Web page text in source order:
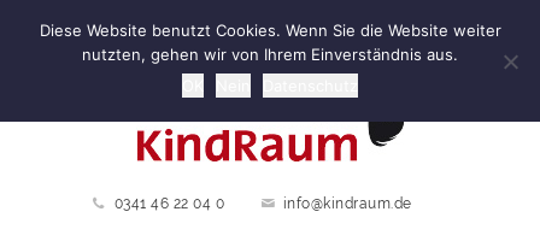
0341 46 22 04 0 info@kindraum.de
Diese Website benutzt Cookies. Wenn Sie die Website weiter
nutzten, gehen wir von Ihrem Einverständnis aus.